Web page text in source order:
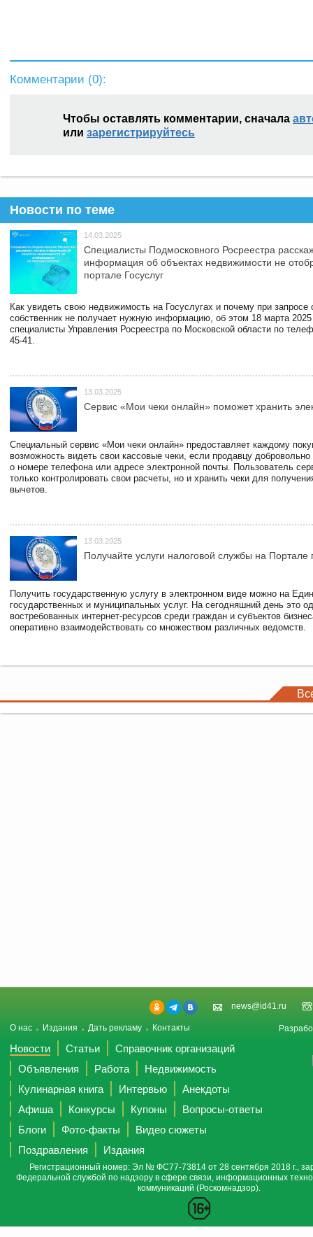
Комментарии (0):
Чтобы оставлять комментарии, сначала
или зарегистрируйтесь
Новости по теме
14.03.2025
Специалисты Подмосковного Росреестра
информация об объектах недвижимости не
портале Госуслуг
Как увидеть свою недвижимость на Госуслугах и почему при запросе
собственник не получает нужную информацию, об этом 18 марта 2025
специалисты Управления Росреестра по Московской области по
45-41.
13.03.2025
Сервис «Мои чеки онлайн» поможет хранить
Специальный сервис «Мои чеки онлайн» предоставляет каждому
возможность видеть свои кассовые чеки, если продавцу
о номере телефона или адресе электронной почты. Пользователь
только контролировать свои расчеты, но и хранить чеки для
вычетов.
13.03.2025
Получайте услуги налоговой службы на Портале
Получить государственную услугу в электронном виде можно на
государственных и муниципальных услуг. На сегодняшний день это
востребованных интернет-ресурсов среди граждан и субъектов
оперативно взаимодействовать со множеством различных ведомств.
news@id41.ru
О нас Издания Дать рекламу Контакты
Новости Статьи
Справочник организаций
Объявления
Работа
Недвижимость
Кулинарная книга
Интервью
Анекдоты
Афиша
Конкурсы Купоны
Вопросы-ответы
Блоги
Фото-факты
Видео сюжеты
Поздравления
Издания
Регистрационный номер: Эл № ФС77-73814 от 28 сентября 2018 г.,
Федеральной службой по надзору в сфере связи, информационных
коммуникаций (Роскомнадзор).